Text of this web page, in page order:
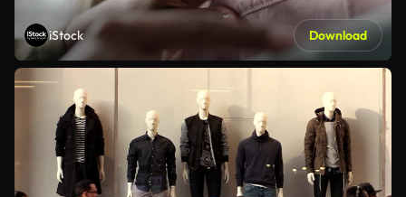
iStock Download